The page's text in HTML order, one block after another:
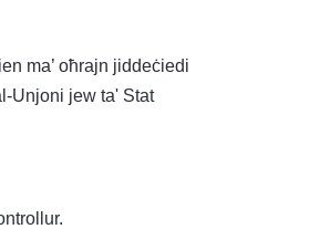
ma’ oħrajn jiddeċiedi
Unjoni jew ta' Stat